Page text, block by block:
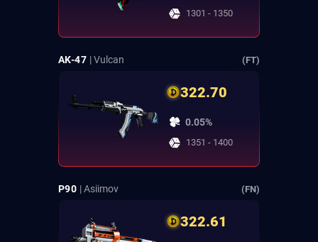
1301 - 1350
AK-47 | Vulcan (FT)
322.70
0.05%
1351 - 1400
P90 | Asiimov (FN)
322.61